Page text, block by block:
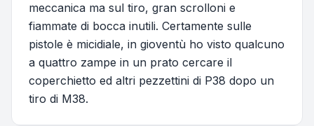
meccanica ma sul tiro, gran scrolloni e
fiammate di bocca inutili. Certamente sulle
pistole è micidiale, in gioventù ho visto qualcuno
a quattro zampe in un prato cercare il
coperchietto ed altri pezzettini di P38 dopo un
tiro di M38.